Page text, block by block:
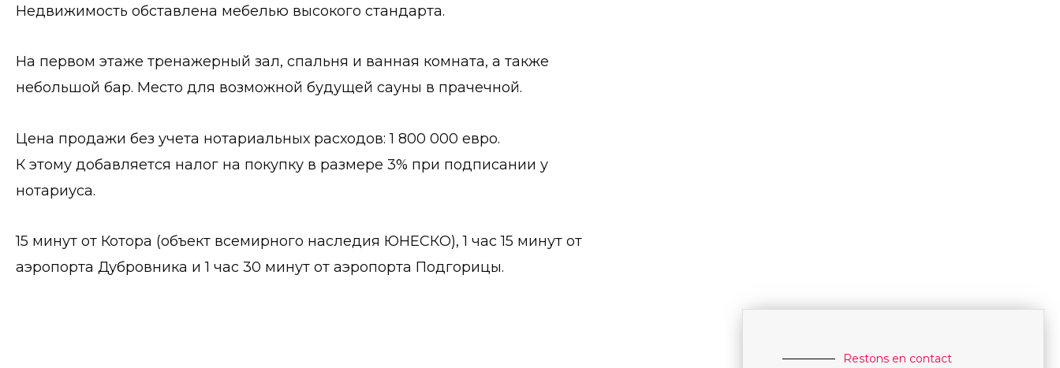
Недвижимость обставлена ​​мебелью высокого стандарта.
На первом этаже тренажерный зал, спальня и ванная комната, а также
небольшой бар. Место для возможной будущей сауны в прачечной.
Цена продажи без учета нотариальных расходов: 1 800 000 евро.
К этому добавляется налог на покупку в размере 3% при подписании у
нотариуса.
15 минут от Котора (объект всемирного наследия ЮНЕСКО), 1 час 15 минут от
аэропорта Дубровника и 1 час 30 минут от аэропорта Подгорицы.
Restons en contact